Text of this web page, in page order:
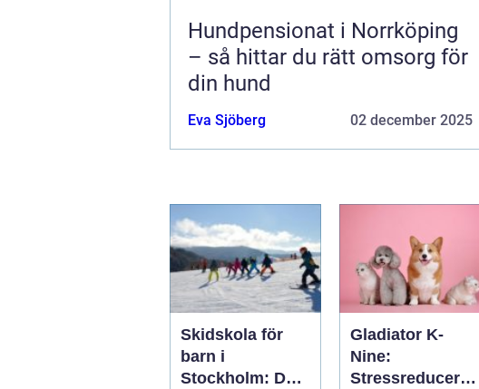
Hundpensionat i Norrköping
– så hittar du rätt omsorg för
din hund
Eva Sjöberg 02 december 2025
Skidskola för
barn i
Stockholm: Den
Gladiator K-
Nine:
Stressreduceran